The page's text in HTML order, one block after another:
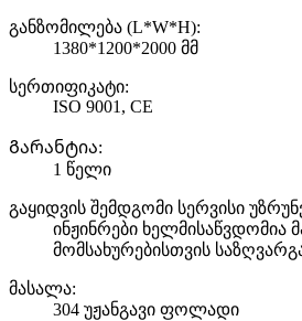
განზომილება (L*W*H):
1380*1200*2000 მმ
სერთიფიკატი:
ISO 9001, CE
Გარანტია:
1 წელი
გაყიდვის შემდგომი სერვისი
ინჟინრები ხელმისაწვდომია
მომსახურებისთვის
მასალა:
304 უჟანგავი ფოლადი